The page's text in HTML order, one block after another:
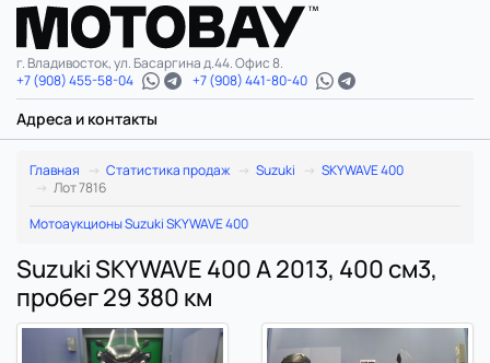
г. Владивосток, ул. Басаргина д.44. Офис 8.
+7 (908) 455-58-04
+7 (908) 441-80-40
Адреса и контакты
Главная Статистика продаж Suzuki
SKYWAVE 400
Лот 7816
Мотоаукционы Suzuki SKYWAVE 400
Suzuki SKYWAVE 400 A 2013, 400 см3,
пробег 29 380 км